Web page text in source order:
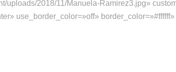
2018/11/Manuela-Ramirez3.jpg»
use_border_color=»off»